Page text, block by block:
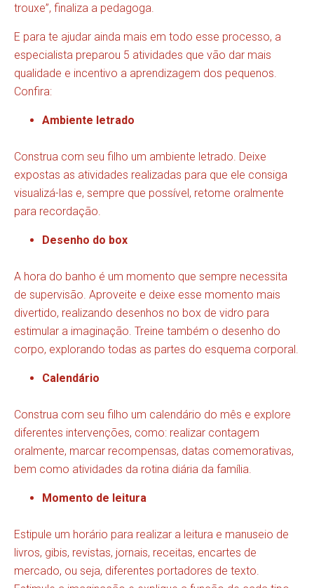
trouxe”, finaliza a pedagoga.
E para te ajudar ainda mais em todo esse processo, a
especialista preparou 5 atividades que vão dar mais
qualidade e incentivo a aprendizagem dos pequenos.
Confira:
Ambiente letrado
Construa com seu filho um ambiente letrado. Deixe
expostas as atividades realizadas para que ele consiga
visualizá-las e, sempre que possível, retome oralmente
para recordação.
Desenho do box
A hora do banho é um momento que sempre necessita
de supervisão. Aproveite e deixe esse momento mais
divertido, realizando desenhos no box de vidro para
estimular a imaginação. Treine também o desenho do
corpo, explorando todas as partes do esquema corporal.
Calendário
Construa com seu filho um calendário do mês e explore
diferentes intervenções, como: realizar contagem
oralmente, marcar recompensas, datas comemorativas,
bem como atividades da rotina diária da família.
Momento de leitura
Estipule um horário para realizar a leitura e manuseio de
livros, gibis, revistas, jornais, receitas, encartes de
mercado, ou seja, diferentes portadores de texto.